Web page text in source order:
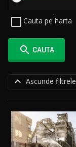
Cauta pe harta
 CAUTA
 Ascunde filtrele